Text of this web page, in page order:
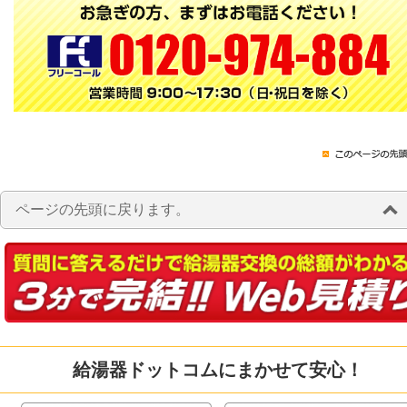
ページの先頭に戻ります。
給湯器ドットコムにまかせて安心！